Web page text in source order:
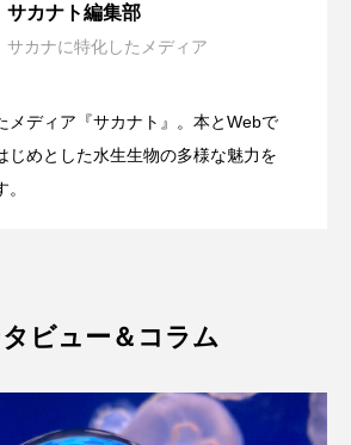
イモリ イラスト
オニヒトデ オワンクラゲ
サカナト編集部
サカナに特化したメディア
メディア『サカナト』。本とWebで
じめとした水生生物の多様な魅力を
重県伊勢市】
館で企画展「潜入！海の有毒生物研
県恩納村で＜繁殖イソギンチャク＞
プロジェクト＞前進
ビュー＆コラム